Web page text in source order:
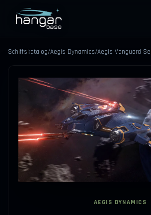
HANGARBASE
Schiffskatalog/Aegis Dynamics/Aegis Vanguard
AEGIS DYNAMICS